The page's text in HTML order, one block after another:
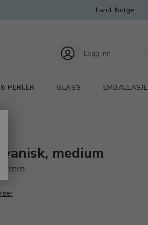
Land: Norge
Logg inn
PERLER GLASS EMBALLASJE
medium
mm